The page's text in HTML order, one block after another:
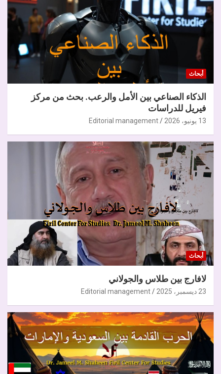
أبحاث
الذكاء الصناعي بين الأمل والرعب. بحث من مركز
فيريل للدراسات
13 يونيو، 2026 Editorial management
أبحاث
لافارج بين طلاس والجولاني
23 ديسمبر، 2025 Editorial management